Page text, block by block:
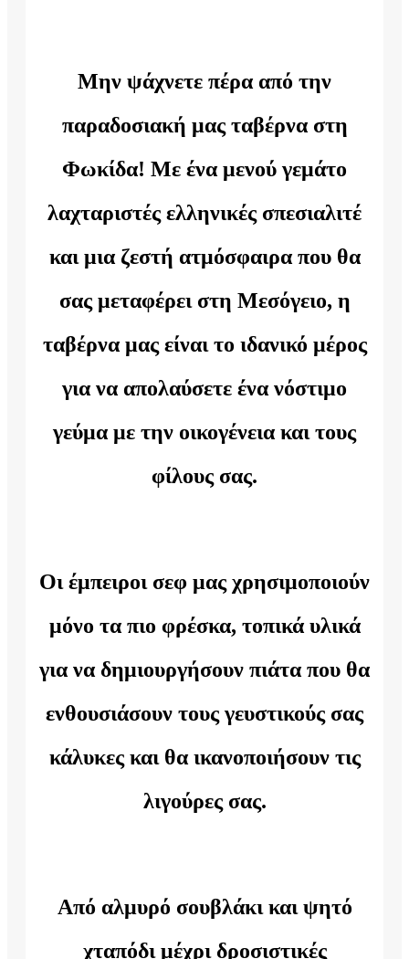
Μην ψάχνετε πέρα από την
παραδοσιακή μας ταβέρνα στη
Φωκίδα! Με ένα μενού γεμάτο
λαχταριστές ελληνικές σπεσιαλιτέ
και μια ζεστή ατμόσφαιρα που θα
σας μεταφέρει στη Μεσόγειο, η
ταβέρνα μας είναι το ιδανικό μέρος
για να απολαύσετε ένα νόστιμο
γεύμα με την οικογένεια και τους
φίλους σας.
Οι έμπειροι σεφ μας χρησιμοποιούν
μόνο τα πιο φρέσκα, τοπικά υλικά
για να δημιουργήσουν πιάτα που θα
ενθουσιάσουν τους γευστικούς σας
κάλυκες και θα ικανοποιήσουν τις
λιγούρες σας.
Από αλμυρό σουβλάκι και ψητό
χταπόδι μέχρι δροσιστικές